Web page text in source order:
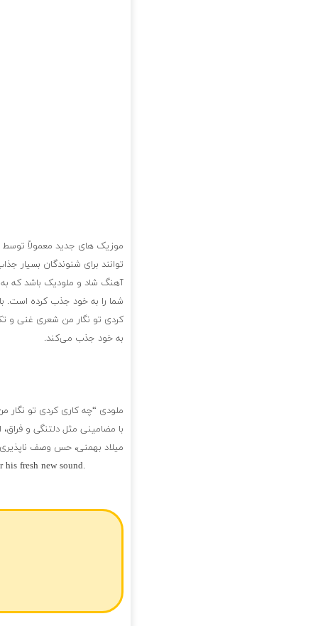
موزیک های جدید معمولاً توسط
توانند برای شنوندگان بسیار
آهنگ شاد و ملودیک باشد که
شما را به خود جذب کرده است.
کردی تو نگار من شعری غنی و
به خود جذب می‌کند.
ملودی “چه کاری کردی تو نگار
با مضامینی مثل دلتنگی و
میلاد بهمنی، حس وصف
fresh new sound.